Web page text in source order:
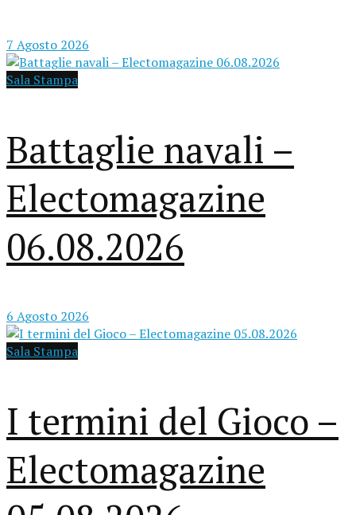
7 Agosto 2026
Sala Stampa
Battaglie navali –
Electomagazine
06.08.2026
6 Agosto 2026
Sala Stampa
I termini del Gioco –
Electomagazine